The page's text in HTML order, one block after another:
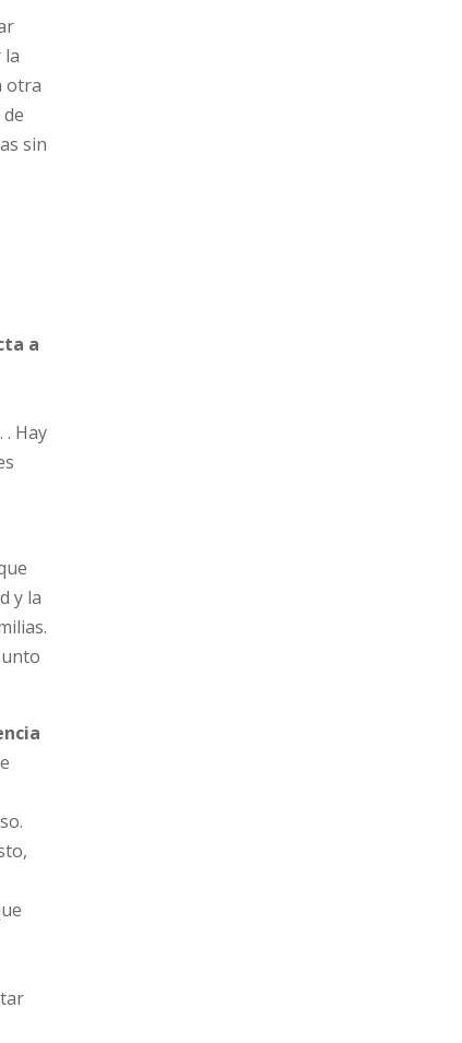
la
otra
sin
a
. Hay
y la